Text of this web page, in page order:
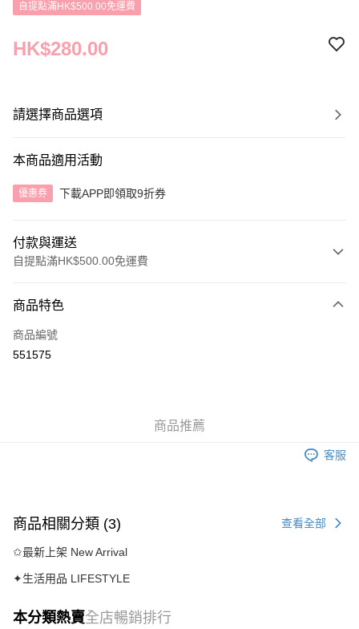
自提點滿HK$500.00免運費
HK$280.00
請選擇商品選項
本商品適用活動
優惠券 下載APP即領取9折券
付款與運送
自提點滿HK$500.00免運費
信用卡
AlipayHK
每筆HK$40.00，滿HK$500.00或以上免運費
每筆HK$40.00，滿HK$500.00或以上免運費
每筆HK$40.00，滿HK$500.00或以上免運費
順豐速運
商品特色
商品編號
551575
商品推薦
客服
商品相關分類 (3) 查看全部
✩最新上架 New Arrival
✦生活用品 LIFESTYLE
本分類熱賣全店暢銷排行